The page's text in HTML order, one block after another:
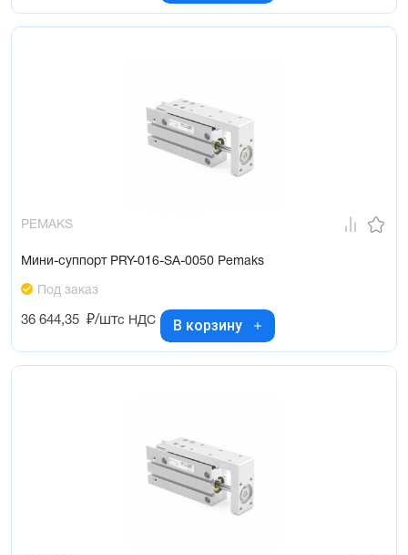
PEMAKS
Мини-суппорт PRY-016-SA-0050 Pemaks
Под заказ
36 644,35 ₽/штс НДС В корзину